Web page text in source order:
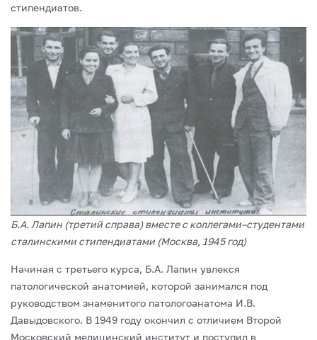
стипендиатов.
Б.А. Лапин (третий справа) вместе с коллегами–студентами
сталинскими стипендиатами (Москва, 1945 год)
Начиная с третьего курса, Б.А. Лапин увлекся
патологической анатомией, кото­рой занимался под
руководством знаменитого патологоанатома И.В.
Давыдовского. В 1949 году окончил с отличием Второй
Московский медицинский институт и поступил в